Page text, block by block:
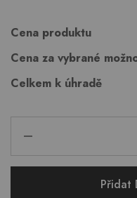
Cena produktu
Cena za vybrané
Celkem k úhradě
Přidat